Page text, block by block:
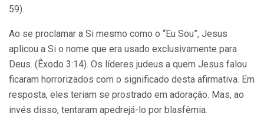
59).
Ao se proclamar a Si mesmo como o “Eu Sou”, Jesus
aplicou a Si o nome que era usado exclusivamente para
Deus. (Êxodo 3:14). Os líderes judeus a quem Jesus falou
ficaram horrorizados com o significado desta afirmativa. Em
resposta, eles teriam se prostrado em adoração. Mas, ao
invés disso, tentaram apedrejá-lo por blasfêmia.